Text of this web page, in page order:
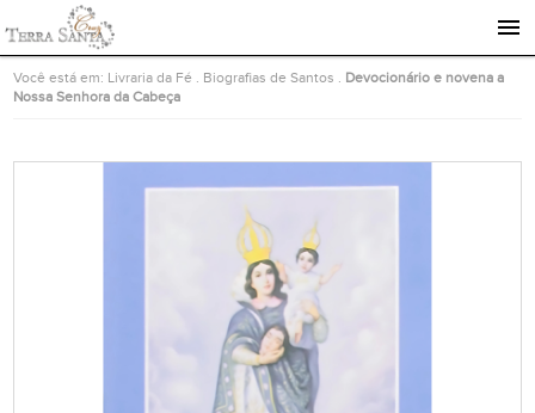
Ir para a página inicial
Você está em: Livraria da Fé Biografias de Santos
Devocionário e novena a
Nossa Senhora da Cabeça